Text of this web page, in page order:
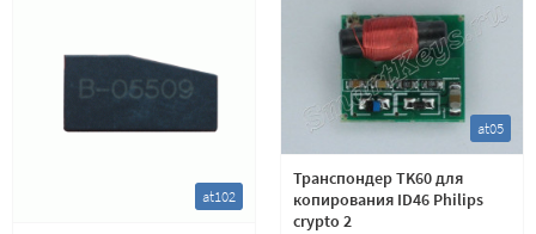
at102
at05
Транспондер TK60 для
копирования ID46 Philips
crypto 2